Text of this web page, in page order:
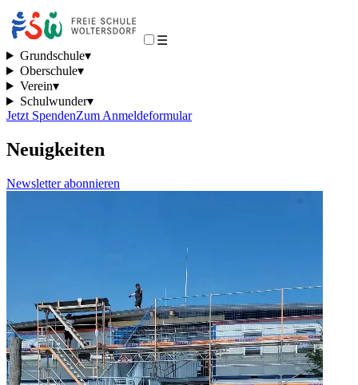
☰
Grundschule▾
Oberschule▾
Verein▾
Schulwunder▾
Jetzt SpendenZum Anmeldeformular
Neuigkeiten
Newsletter abonnieren